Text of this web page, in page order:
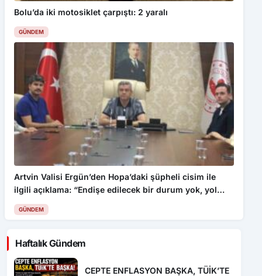
Bolu’da iki motosiklet çarpıştı: 2 yaralı
GÜNDEM
Artvin Valisi Ergün’den Hopa’daki şüpheli cisim ile
ilgili açıklama: “Endişe edilecek bir durum yok, yol
yeniden trafiğe açıldı”
GÜNDEM
Haftalık Gündem
CEPTE ENFLASYON BAŞKA, TÜİK’TE